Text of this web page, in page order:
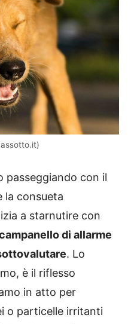
passeggiando con il
la consueta
a starnutire con
di allarme
. Lo
è il riflesso
in atto per
o particelle irritanti